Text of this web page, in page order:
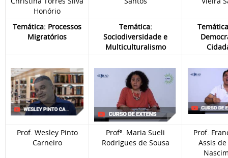
Honório
Temática: Processos
Migratórios
Temática:
Sociodiversidade e
Multiculturalismo
Prof. Wesley Pinto
Carneiro
Profª. Maria Sueli
Rodrigues de Sousa
Prof.
Assis